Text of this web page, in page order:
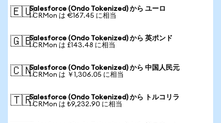
🇪🇺Salesforce (Ondo Tokenized) から ユーロ
1 CRMon は €167.45 に相当
🇬🇧Salesforce (Ondo Tokenized) から 英ポンド
1 CRMon は £143.48 に相当
🇨🇳Salesforce (Ondo Tokenized) から 中国人民元
1 CRMon は ￥1,306.05 に相当
🇹🇷Salesforce (Ondo Tokenized) から トルコリラ
1 CRMon は ₺9,232.90 に相当